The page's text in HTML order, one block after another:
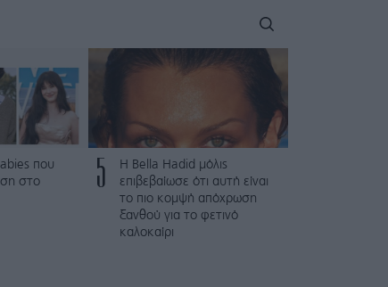
που
στο
5
Η Bella Hadid μόλις
επιβεβαίωσε ότι αυτή είναι
το πιο κομψή απόχρωση
ξανθού για το φετινό
καλοκαίρι